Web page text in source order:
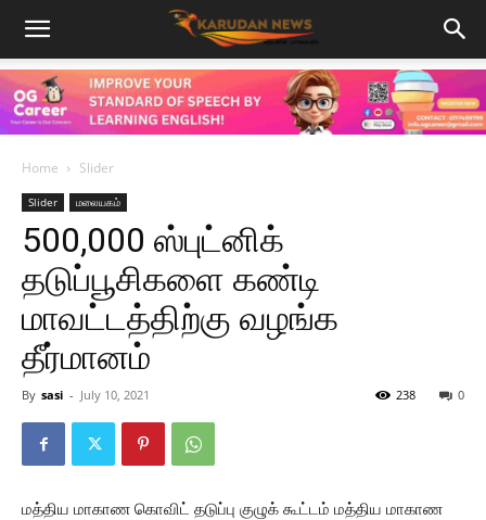
Home Slider
Slider மலையகம்
500,000 ஸ்புட்னிக்
தடுப்பூசிகளை கண்டி
மாவட்டத்திற்கு வழங்க
தீர்மானம்
By sasi - July 10, 2021 0
238
மத்திய மாகாண கொவிட் தடுப்பு குழுக் கூட்டம் மத்திய மாகாண